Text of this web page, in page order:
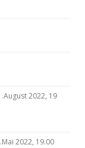
2022, 19
2022, 19.00